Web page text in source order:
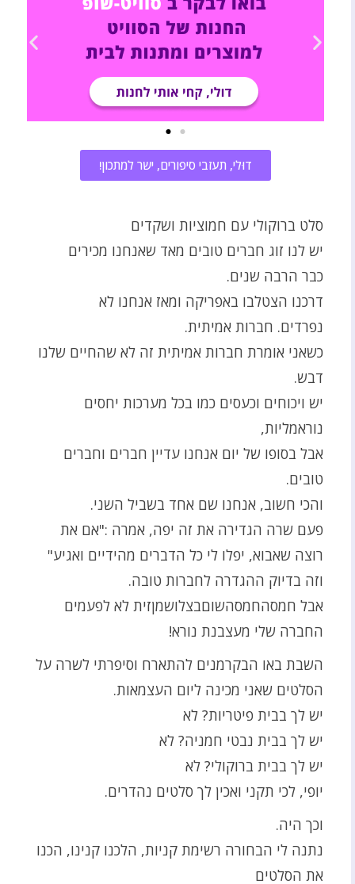
דוּלי, תעזבי סיפורים, ישר למתכון!
סלט ברוקולי עם חמוציות ושקדים
יש לנו זוג חברים טובים מאד שאנחנו מכירים
כבר הרבה שנים.
דרכנו הצטלבו באפריקה ומאז אנחנו לא
נפרדים. חברות אמיתית.
כשאני אומרת חברות אמיתית זה לא שהחיים שלנו
דבש.
יש ויכוחים וכעסים כמו בכל מערכות יחסים
נוראמליות,
אבל בסופו של יום אנחנו עדיין חברים וחברים
טובים.
והכי חשוב, אנחנו שם אחד בשביל השני.
פעם שרה הגדירה את זה יפה, אמרה :"אם את
רוצה שאבוא, יפלו לי כל הדברים מהידיים ואגיע"
וזה בדיוק ההגדרה לחברות טובה.
אבל חמסהחמסהשוםבצלושמןזית לא לפעמים
החברה שלי מעצבנת נורא!
השבת באו הבקרמנים להתארח וסיפרתי לשרה על
הסלטים שאני מכינה ליום העצמאות.
יש לך בבית פיטריות? לא
יש לך בבית נבטי חמניה? לא
יש לך בבית ברוקולי? לא
יופי, לכי תקני ואכין לך סלטים נהדרים.
וכך היה.
נתנה לי הבחורה רשימת קניות, הלכנו קנינו, הכנו
את הסלטים